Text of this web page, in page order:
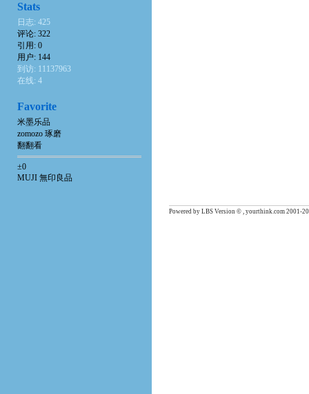
Stats
日志: 425
评论: 322
引用: 0
用户: 144
到访: 11137963
在线: 4
Favorite
米墨乐品
zomozo 琢磨
翻翻看
±0
MUJI 無印良品
Powered by LBS Version © , yourthink.com 2001-